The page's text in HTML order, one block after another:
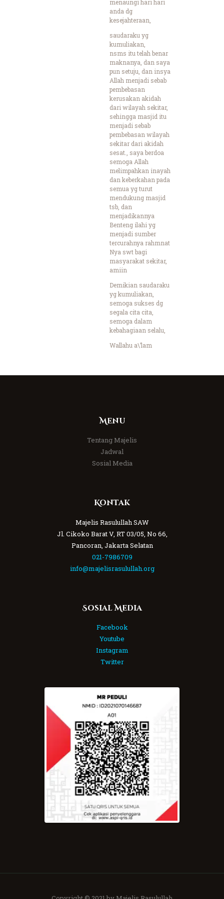
menaungi hari hari
anda dg
kesejahteraan,
saudaraku yg
kumuliakan,
nsms itu telah benar
maknanya, dan saya
pun setuju, dan insya
Allah menjadi sebab
pembebasan
kerusakan akidah
dari wilayah sekitar,
sehingga masjid itu
menjadi sebab
pembebasan wilayah
sekitar dari akidah
sesat., saya berdoa
semoga Allah
melimpahkan inayah
dan keberkahan pada
semua yg turut
mendukung masjid
tsb, dan
menjadikannya
Benteng ilahi yg
menjadi sumber
tercurahnya rahmnat
Nya swt bagi
masyarakat sekitar,
amiin
Demikian saudaraku
yg kumuliakan,
semoga sukses dg
segala cita cita,
semoga dalam
kebahagiaan selalu,
Wallahu a\’lam
Menu
Tentang Majelis
Jadwal
Sosial Media
Kontak
Majelis Rasulullah SAW
Jl. Cikoko Barat V, RT 03/05, No 66,
Pancoran, Jakarta Selatan
021-7986709
info@majelisrasulullah.org
Sosial Media
Facebook
Youtube
Instagram
Twitter